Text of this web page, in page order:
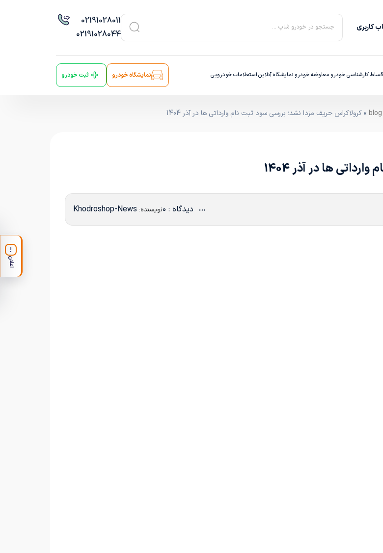
کاربری جستجو در خودرو شاپ ...
02191028011
02191028044
کارشناسی خودرو معاوضه خودرو نمایشگاه آنلایناستعلامات خودرویی نمایشگاه خودرو ثبت خودرو
blog » کرولاکراس حریف مزدا نشد؛ بررسی سود ثبت نام وارداتی ها در آذر 1404
ها در آذر 1404
دیدگاه : 0 نویسنده: Khodroshop-News
!
اعلان